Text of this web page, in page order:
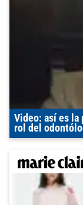
Video: así es la
rol del